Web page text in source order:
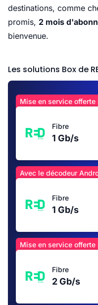
destinations, comme
promis, 2 mois
bienvenue.
Les solutions Box de
Mise en service offerte
Fibre
1 Gb/s
Avec le décodeur
Fibre
1 Gb/s
Mise en service offerte
Fibre
2 Gb/s